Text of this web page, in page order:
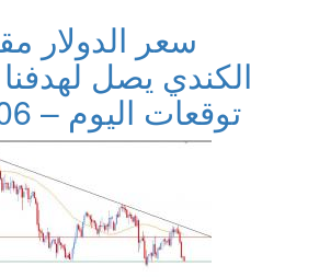
سعر الدولار
الكندي يصل
توقعات اليوم – 06-08-2026